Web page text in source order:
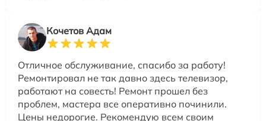
Кочетов Адам
Отличное обслуживание, спасибо за работу!
Ремонтировал не так давно здесь телевизор,
работают на совесть! Ремонт прошел без
проблем, мастера все оперативно починили.
Цены недорогие. Рекомендую всем своим